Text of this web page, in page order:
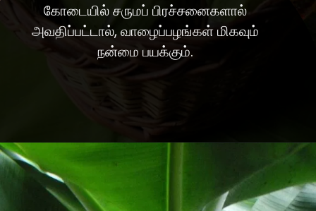
கோடையில் சருமப் பிரச்சனைகளால்
அவதிப்பட்டால், வாழைப்பழங்கள் மிகவும்